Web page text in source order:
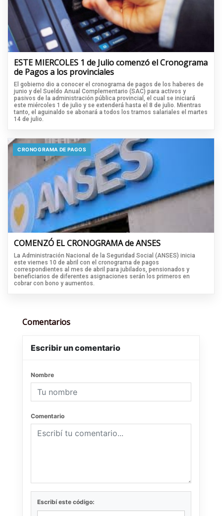
ESTE MIERCOLES 1 de Julio comenzó el Cronograma
de Pagos a los provinciales
El gobierno dio a conocer el cronograma de pagos de los haberes de
junio y del Sueldo Anual Complementario (SAC) para activos y
pasivos de la administración pública provincial, el cual se iniciará
este miércoles 1 de julio y se extenderá hasta el 8 de julio. Mientras
tanto, el aguinaldo se abonará a todos los tramos salariales el martes
14 de julio.
CRONOGRAMA DE PAGOS
COMENZÓ EL CRONOGRAMA de ANSES
La Administración Nacional de la Seguridad Social (ANSES) inicia
este viernes 10 de abril con el cronograma de pagos
correspondientes al mes de abril para jubilados, pensionados y
beneficiarios de diferentes asignaciones serán los primeros en
cobrar con bono y aumentos.
Comentarios
Escribir un comentario
Nombre
Comentario
Escribí este código: